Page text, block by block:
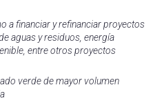
a financiar y refinanciar proyectos
aguas y residuos, energía
entre otros proyectos
verde de mayor volumen